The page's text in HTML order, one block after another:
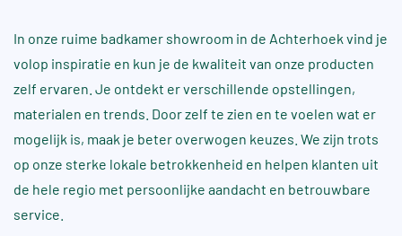
In onze ruime badkamer showroom in de Achterhoek vind je
volop inspiratie en kun je de kwaliteit van onze producten
zelf ervaren. Je ontdekt er verschillende opstellingen,
materialen en trends. Door zelf te zien en te voelen wat er
mogelijk is, maak je beter overwogen keuzes. We zijn trots
op onze sterke lokale betrokkenheid en helpen klanten uit
de hele regio met persoonlijke aandacht en betrouwbare
service.